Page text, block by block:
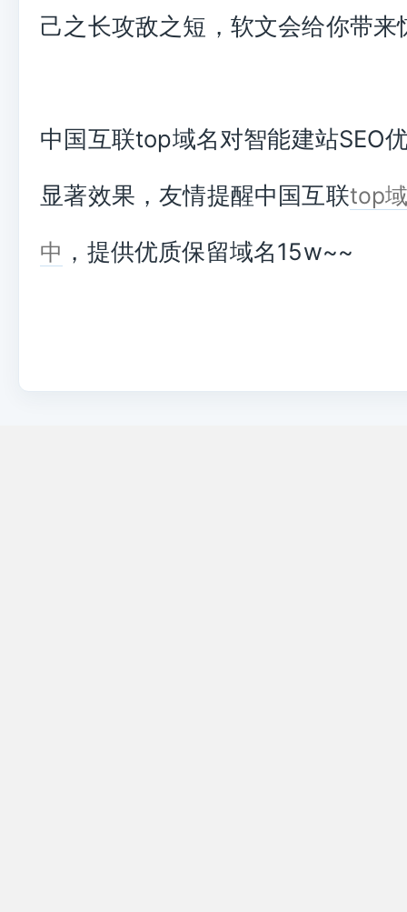
己之长攻敌之短，软文会给你带来
中国互联top域名对智能建站SEO
显著效果，友情提醒中国互联top
中 ，提供优质保留域名15w~~